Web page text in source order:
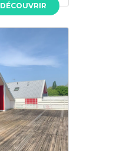
DÉCOUVRIR